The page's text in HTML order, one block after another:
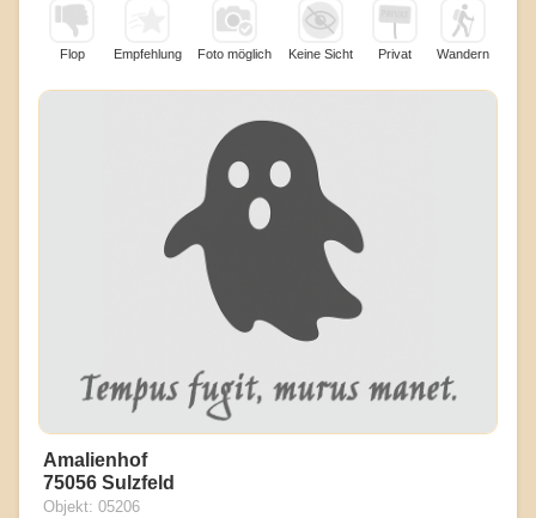
Flop Empfehlung Foto möglich Keine Sicht Privat Wandern
Amalienhof
75056 Sulzfeld
Objekt: 05206